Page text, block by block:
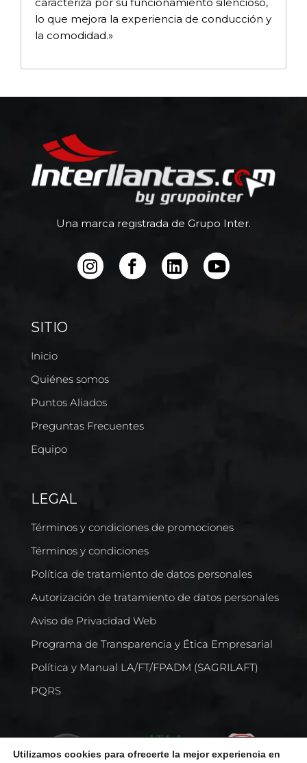
lo que mejora la experiencia de conducción y
la comodidad.»
Una marca registrada de Grupo Inter.
SITIO
Inicio
Quiénes somos
Puntos Aliados
Preguntas Frecuentes
Equipo
LEGAL
Términos y condiciones de promociones
Términos y condiciones
Política de tratamiento de datos personales
Autorización de tratamiento de datos personales
Aviso de Privacidad Web
Programa de Transparencia y Ética Empresarial
Política y Manual LA/FT/FPADM (SAGRILAFT)
PQRS
Utilizamos cookies para ofrecerte la mejor experiencia en